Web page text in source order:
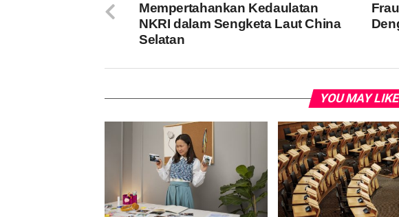
Mempertahankan Kedaulatan
NKRI dalam Sengketa Laut China
Selatan
YOU MAY